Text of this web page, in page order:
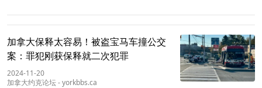
加拿大保释太容易！被盗宝马车撞公交
案：罪犯刚获保释就二次犯罪
2024-11-20
加拿大约克论坛-yorkbbs.ca